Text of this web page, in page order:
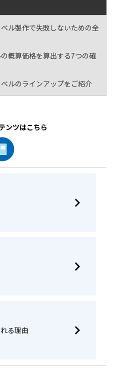
ル製作で失敗しないための全
概算価格を算出する7つの確
ルのラインアップをご紹介
ンツはこちら
る理由